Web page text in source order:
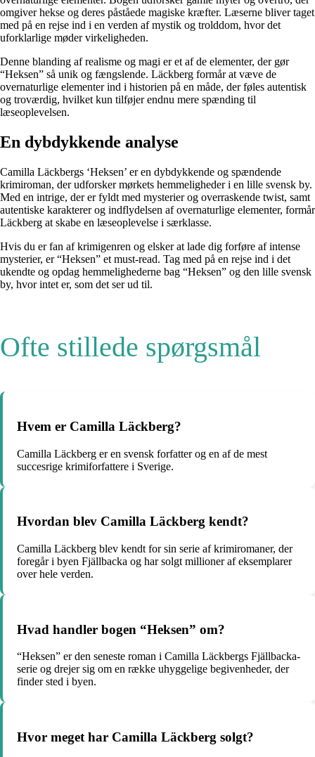
omgiver hekse og deres påståede magiske kræfter. Læserne bliver taget
med på en rejse ind i en verden af mystik og trolddom, hvor det
uforklarlige møder virkeligheden.
Denne blanding af realisme og magi er et af de elementer, der gør
“Heksen” så unik og fængslende. Läckberg formår at væve de
overnaturlige elementer ind i historien på en måde, der føles autentisk
og troværdig, hvilket kun tilføjer endnu mere spænding til
læseoplevelsen.
En dybdykkende analyse
Camilla Läckbergs ‘Heksen’ er en dybdykkende og spændende
krimiroman, der udforsker mørkets hemmeligheder i en lille svensk by.
Med en intrige, der er fyldt med mysterier og overraskende twist, samt
autentiske karakterer og indflydelsen af overnaturlige elementer, formår
Läckberg at skabe en læseoplevelse i særklasse.
Hvis du er fan af krimigenren og elsker at lade dig forføre af intense
mysterier, er “Heksen” et must-read. Tag med på en rejse ind i det
ukendte og opdag hemmelighederne bag “Heksen” og den lille svensk
by, hvor intet er, som det ser ud til.
Ofte stillede spørgsmål
Hvem er Camilla Läckberg?
Camilla Läckberg er en svensk forfatter og en af ​​de mest
succesrige krimiforfattere i Sverige.
Hvordan blev Camilla Läckberg kendt?
Camilla Läckberg blev kendt for sin serie af krimiromaner, der
foregår i byen Fjällbacka og har solgt millioner af eksemplarer
over hele verden.
Hvad handler bogen “Heksen” om?
“Heksen” er den seneste roman i Camilla Läckbergs Fjällbacka-
serie og drejer sig om en række uhyggelige begivenheder, der
finder sted i byen.
Hvor meget har Camilla Läckberg solgt?